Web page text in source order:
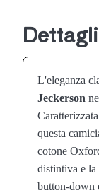
Dettagli
L'eleganza
Jeckerson
questa
cotone
distintiva e la
button-down